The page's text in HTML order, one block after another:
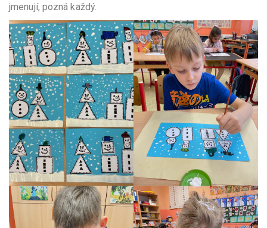
jmenují, pozná každý.